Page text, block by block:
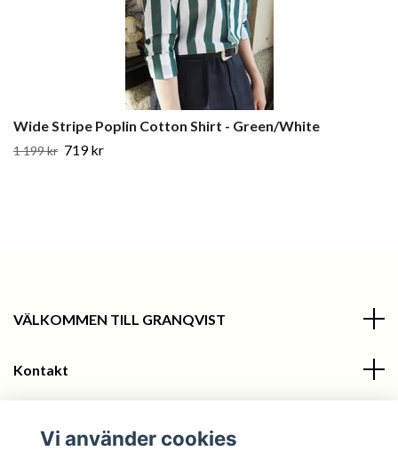
Wide Stripe Poplin Cotton Shirt - Green/White
1 199 kr 719 kr
VÄLKOMMEN TILL GRANQVIST
Kontakt
Vi använder cookies